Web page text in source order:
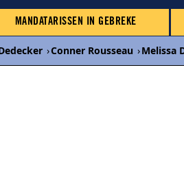
MANDATARISSEN IN GEBREKE
›Conner Rousseau ›Melissa